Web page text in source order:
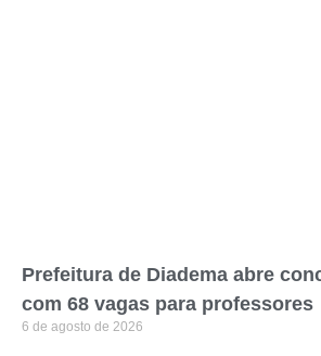
Prefeitura de Diadema abre
com 68 vagas para professores
6 de agosto de 2026